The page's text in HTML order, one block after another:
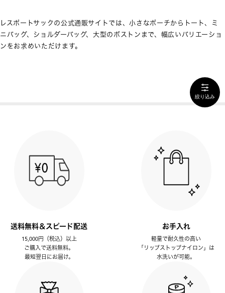
レスポートサックの公式通販サイトでは、小さなポーチからトート、ミ
ニバッグ、ショルダーバッグ、大型のボストンまで、幅広いバリエーショ
ンをお求めいただけます。
絞り込み
送料無料＆スピード配送
15,000円（税込）以上
ご購入で送料無料。
最短翌日にお届け。
お手入れ
軽量で耐久性の高い
「リップストップナイロン」は
水洗いが可能。